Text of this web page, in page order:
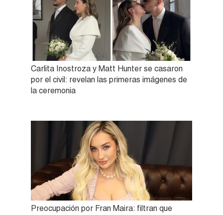
Carlita Inostroza y Matt Hunter se casaron
por el civil: revelan las primeras imágenes de
la ceremonia
Preocupación por Fran Maira: filtran que